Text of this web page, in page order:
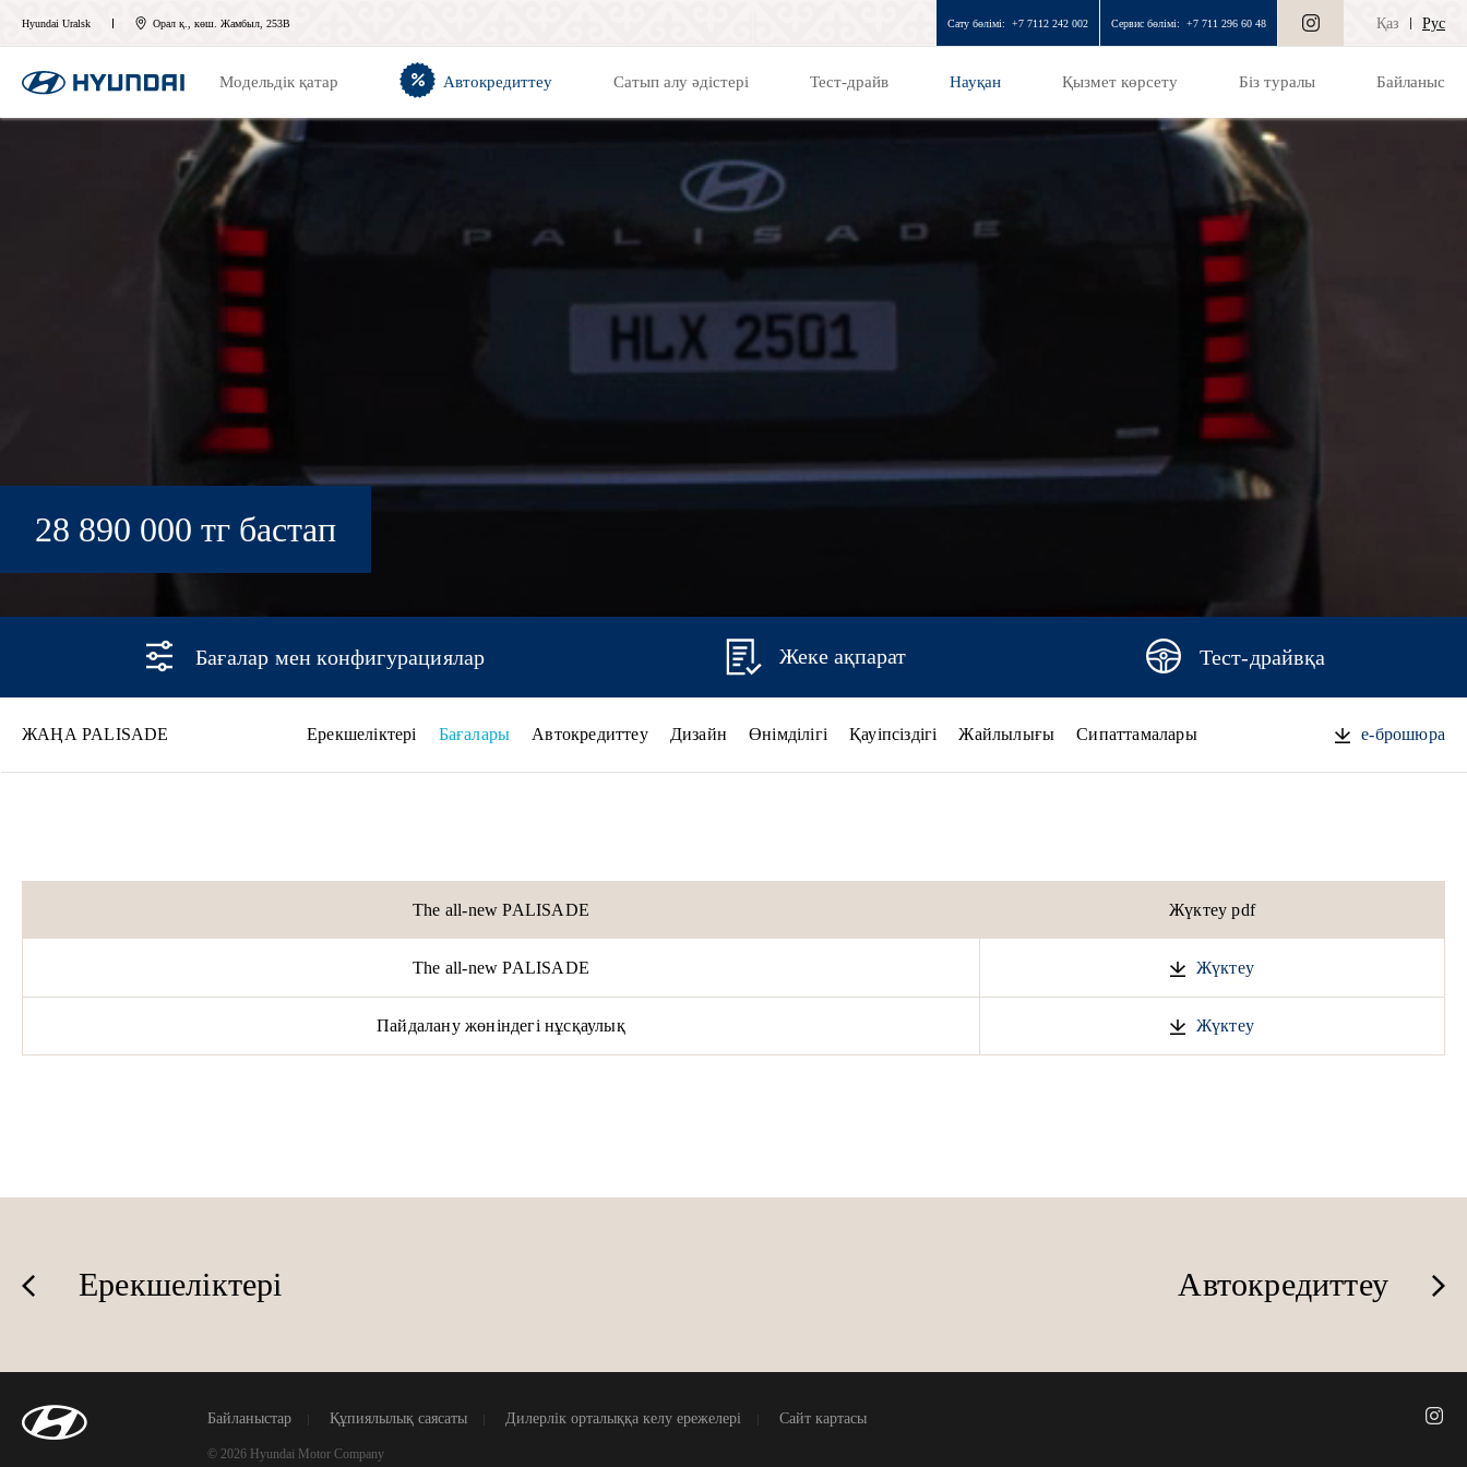
Hyundai Uralsk Орал қ., көш. Жамбыл, 253В Сату бөлімі: +7 7112 242 002 Сервис бөлімі: +7 711 296 60 48 Қаз Рус
Модельдік қатар Автокредиттеу Сатып алу әдістері Тест-драйв Науқан Қызмет көрсету Біз туралы Байланыс
Жаңа PALISADE
28 890 000 тг бастап
Бағалар мен конфигурациялар Жеке ақпарат Тест-драйвқа
ЖАҢА PALISADE Ерекшеліктері Бағалары Автокредиттеу Дизайн Өнімділігі Қауіпсіздігі Жайлылығы Сипаттамалары e-брошюра
The all-new PALISADE Жүктеу pdf
The all-new PALISADE Жүктеу
Пайдалану жөніндегі нұсқаулық Жүктеу
Ерекшеліктері Автокредиттеу
Байланыстар Құпиялылық саясаты Дилерлік орталыққа келу ережелері Сайт картасы
© 2026 Hyundai Motor Company